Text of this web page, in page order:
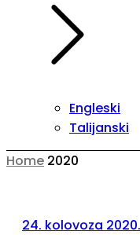
Engleski
Talijanski
Home 2020
24. kolovoza 2020.